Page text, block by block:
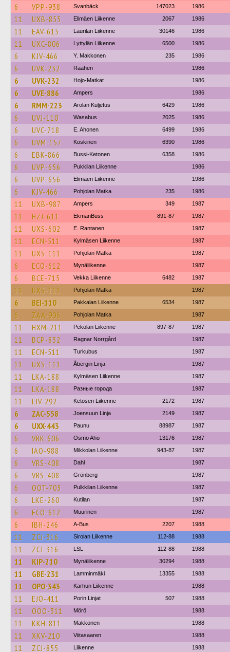
6 VPP-938 Svanbäck 147023 1986
11 UXB-855 Elimäen Liikenne 2067 1986
11 EAV-615 Laurilan Liikenne 30146 1986
11 UXC-806 Lyttylän Liikenne 6500 1986
6 KJV-466 Y. Makkonen 235 1986
6 UVK-232 Raahen 1986
6 UVK-232 Hojo-Matkat 1986
6 UVE-886 Ampers 1986
6 RMM-223 Arolan Kuljetus 6429 1986
6 UVJ-110 Wasabus 2025 1986
6 UVC-718 E. Ahonen 6499 1986
6 UVM-157 Koskinen 6390 1986
6 EBK-866 Bussi-Ketonen 6358 1986
6 UVP-656 Pukkilan Liikenne 1986
6 UVP-656 Elimäen Liikenne 1986
6 KJV-466 Pohjolan Matka 235 1986
11 UXB-987 Ampers 349 1987
11 HZJ-611 EkmanBuss 891-87 1987
11 UXS-602 E. Rantanen 1987
11 ECN-511 Kylmäsen Liikenne 1987
11 UXS-111 Pohjolan Matka 1987
6 ECO-612 Mynäliikenne 1987
6 BCE-715 Vekka Liikenne 6482 1987
11 UXS-111 Pohjolan Matka 1987
6 BEI-110 Pakkalan Liikenne 6534 1987
6 ZAA-906 Pohjolan Matka 1987
11 HXM-211 Pekolan Liikenne 897-87 1987
11 BCP-832 Ragnar Norrgård 1987
11 ECN-511 Turkubus 1987
11 UXS-111 Åbergin Linja 1987
11 LKA-188 Kylmäsen Liikenne 1987
11 LKA-188 Разные города 1987
11 LJV-292 Ketosen Liikenne 2172 1987
6 ZAC-558 Joensuun Linja 2149 1987
6 UXX-443 Paunu 88987 1987
6 VRK-606 Osmo Aho 13176 1987
6 IAO-988 Mikkolan Liikenne 943-87 1987
6 VRS-408 Dahl 1987
6 VRS-408 Grönberg 1987
6 OOT-703 Pulkkilan Liikenne 1987
6 LKE-260 Kutilan 1987
6 ECO-612 Muurinen 1987
6 IBH-246 A-Bus 2207 1988
11 ZCJ-316 Sirolan Liikenne 112-88 1988
11 ZCJ-316 LSL 112-88 1988
11 KIP-210 Mynäliikenne 30294 1988
11 GBE-231 Lamminmäki 13355 1988
11 OPO-343 Karhun Liikenne 1988
11 EJO-411 Porin Linjat 507 1988
11 OOO-311 Mörö 1988
11 KKH-811 Makkonen 1988
11 XKV-210 Viitasaaren 1988
11 ZCJ-855 Liikenne 1988